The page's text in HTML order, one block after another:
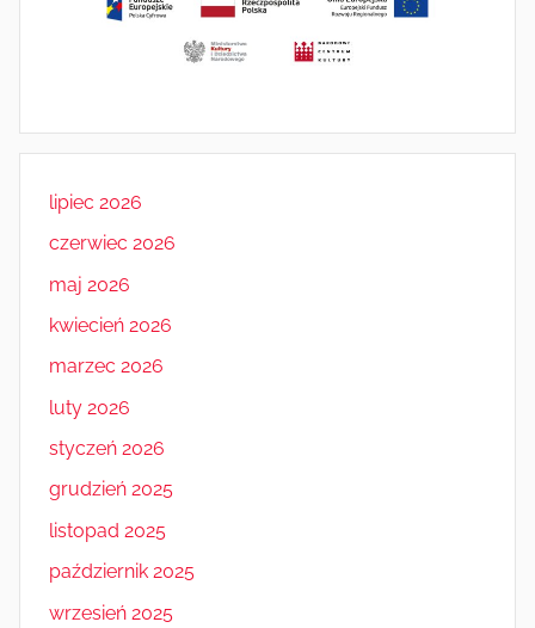
lipiec 2026
czerwiec 2026
maj 2026
kwiecień 2026
marzec 2026
luty 2026
styczeń 2026
grudzień 2025
listopad 2025
październik 2025
wrzesień 2025